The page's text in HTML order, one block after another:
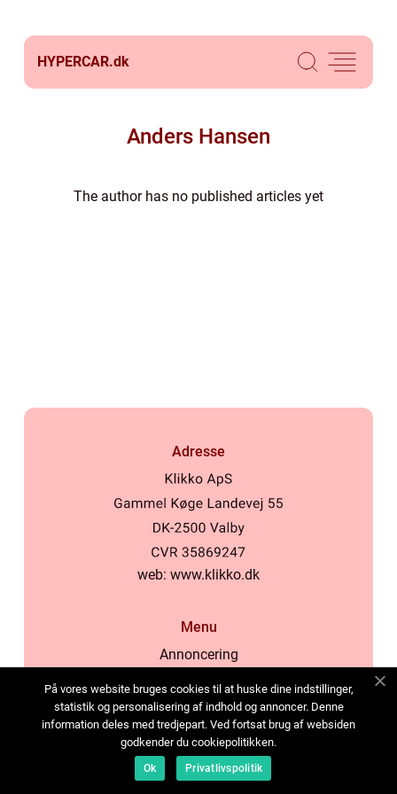
HYPERCAR.dk
Anders Hansen
The author has no published articles yet
Adresse
web: www.klikko.dk
Menu
Annoncering
Cookies
Kontakt os
Sitemap
På vores website bruges cookies til at huske dine indstillinger,
statistik og personalisering af indhold og annoncer. Denne
information deles med tredjepart. Ved fortsat brug af websiden
godkender du cookiepolitikken.
Ok Privatlivspolitik